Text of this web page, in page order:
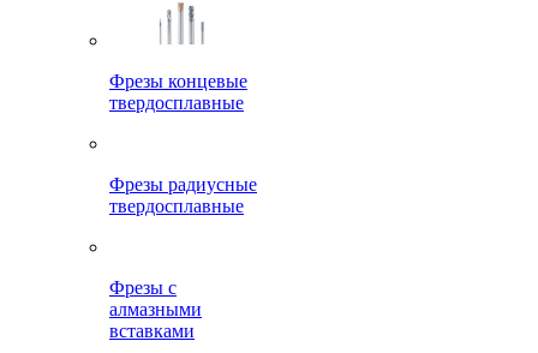
Фрезы концевые
твердосплавные
Фрезы радиусные
твердосплавные
Фрезы с
алмазными
вставками